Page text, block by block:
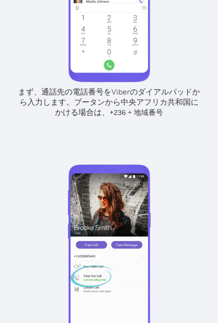
まず、通話先の電話番号をViberのダイアルパッドか
ら入力します。 ブータンから中央アフリカ共和国に
かける場合は、 +236 + 地域番号